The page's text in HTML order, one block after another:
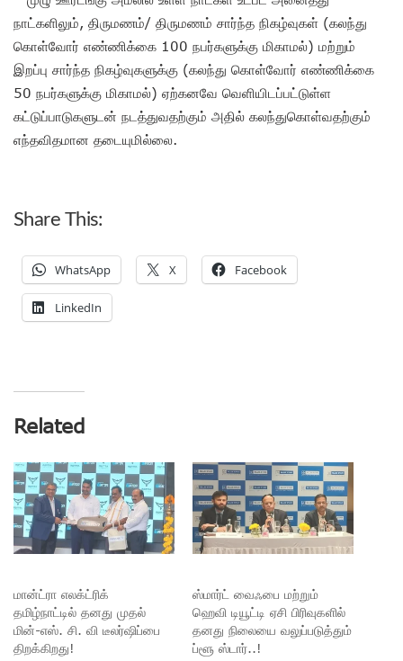
நாட்களிலும், திருமணம்/ திருமணம் சார்ந்த நிகழ்வுகள் (கலந்து
கொள்வோர் எண்ணிக்கை 100 நபர்களுக்கு மிகாமல்) மற்றும்
இறப்பு சார்ந்த நிகழ்வுகளுக்கு (கலந்து கொள்வோர் எண்ணிக்கை
50 நபர்களுக்கு மிகாமல்) ஏற்கனவே வெளியிடப்பட்டுள்ள
கட்டுப்பாடுகளுடன் நடத்துவதற்கும் அதில் கலந்துகொள்வதற்கும்
எந்தவிதமான தடையுமில்லை.
Share This:
WhatsApp X Facebook
LinkedIn
Related
மான்ட்ரா எலக்ட்ரிக்
தமிழ்நாட்டில் தனது முதல்
மின்-எஸ். சி. வி டீலர்ஷிப்பை
திறக்கிறது!
ஸ்மார்ட் வைஃபை மற்றும்
ஹெவி டியூட்டி ஏசி பிரிவுகளில்
தனது நிலையை வலுப்படுத்தும்
ப்ளூ ஸ்டார்..!